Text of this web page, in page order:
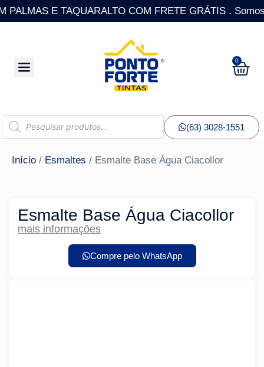
PALMAS E TAQUARALTO COM FRETE GRÁTIS .
0
(63) 3028-1551
Início / Esmaltes / Esmalte Base Água Ciacollor
Esmalte Base Água Ciacollor
mais informações
Compre pelo WhatsApp